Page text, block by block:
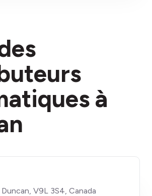
frais
à
V9L 3S4, Canada